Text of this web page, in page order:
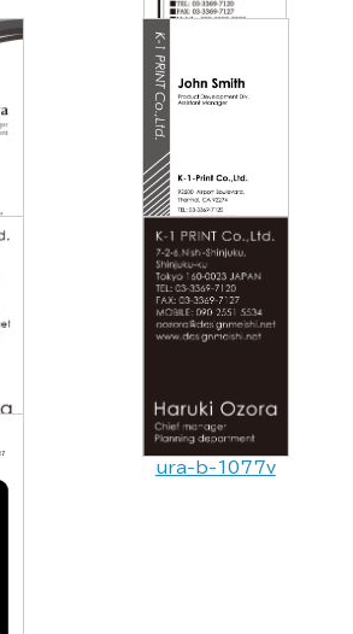
ura-b-1046v
ura-b-1070v
ura-b-1077v